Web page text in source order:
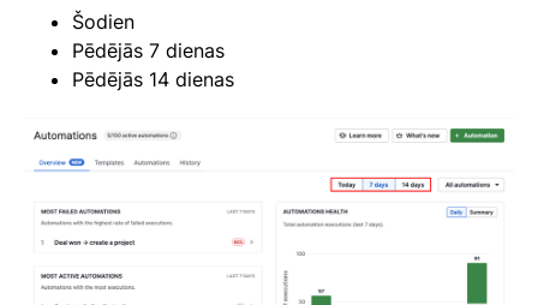
Šodien
Pēdējās 7 dienas
Pēdējās 14 dienas